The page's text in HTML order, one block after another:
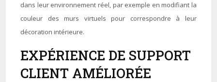
dans leur environnement réel, par exemple en modifiant la
couleur des murs virtuels pour correspondre à leur
décoration intérieure.
EXPÉRIENCE DE SUPPORT
CLIENT AMÉLIORÉE